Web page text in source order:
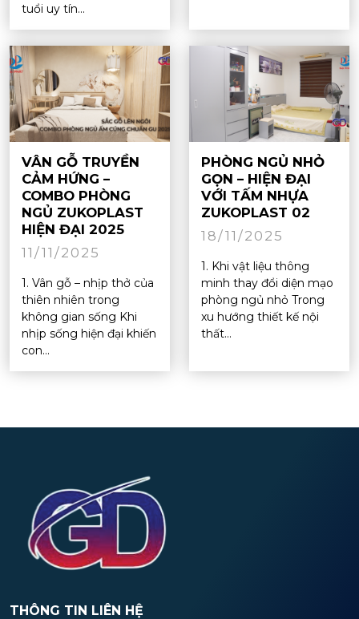
tuổi uy tín...
VÂN GỖ TRUYỀN
CẢM HỨNG –
COMBO PHÒNG
NGỦ ZUKOPLAST
HIỆN ĐẠI 2025
11/11/2025
1. Vân gỗ – nhịp thở của
thiên nhiên trong
không gian sống Khi
nhịp sống hiện đại khiến
con...
PHÒNG NGỦ NHỎ
GỌN – HIỆN ĐẠI
VỚI TẤM NHỰA
ZUKOPLAST 02
18/11/2025
1. Khi vật liệu thông
minh thay đổi diện mạo
phòng ngủ nhỏ Trong
xu hướng thiết kế nội
thất...
THÔNG TIN LIÊN HỆ